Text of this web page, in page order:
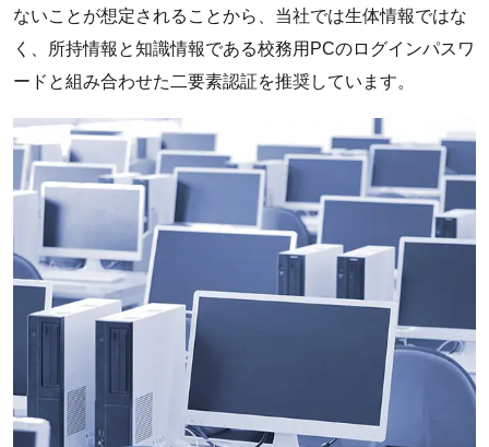
ないことが想定されることから、当社では生体情報ではな
く、所持情報と知識情報である校務用PCのログインパスワ
ードと組み合わせた二要素認証を推奨しています。